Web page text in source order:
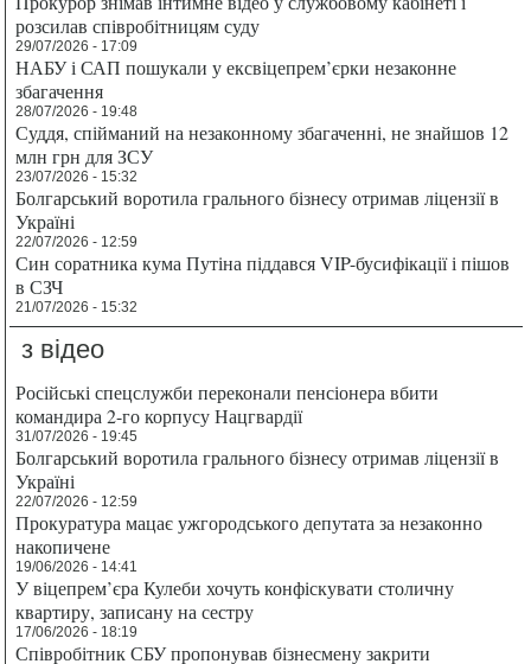
розсилав співробітницям суду
29/07/2026 - 17:09
НАБУ і САП пошукали у ексвіцепрем’єрки незаконне
збагачення
28/07/2026 - 19:48
Суддя, спійманий на незаконному збагаченні, не знайшов 12
млн грн для ЗСУ
23/07/2026 - 15:32
Болгарський воротила грального бізнесу отримав ліцензії в
Україні
22/07/2026 - 12:59
Син соратника кума Путіна піддався VIP-бусифікації і пішов
в СЗЧ
21/07/2026 - 15:32
з відео
Російські спецслужби переконали пенсіонера вбити
командира 2-го корпусу Нацгвардії
31/07/2026 - 19:45
Болгарський воротила грального бізнесу отримав ліцензії в
Україні
22/07/2026 - 12:59
Прокуратура мацає ужгородського депутата за незаконно
накопичене
19/06/2026 - 14:41
У віцепрем’єра Кулеби хочуть конфіскувати столичну
квартиру, записану на сестру
17/06/2026 - 18:19
Співробітник СБУ пропонував бізнесмену закрити